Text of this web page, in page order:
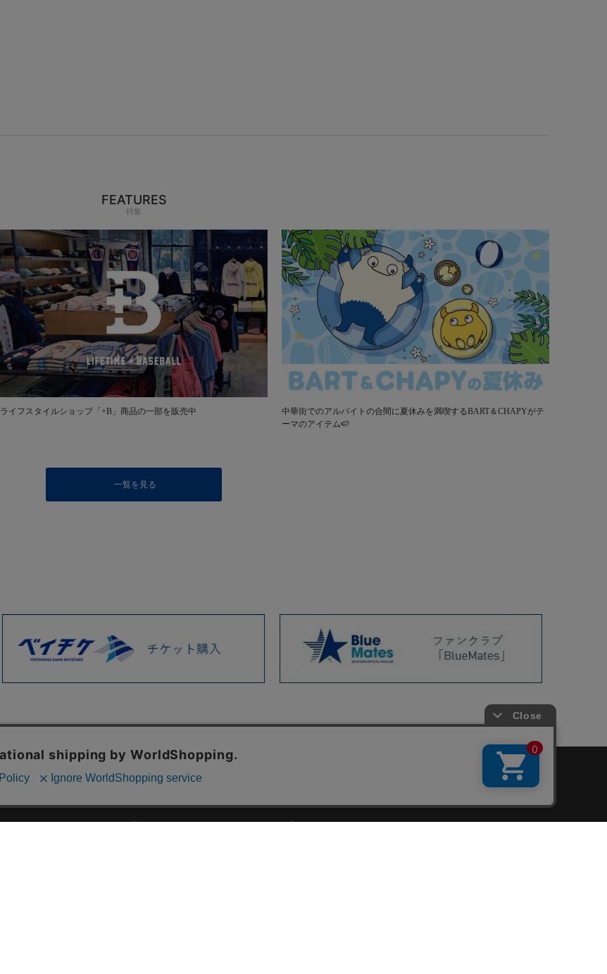
FEATURES
特集
ライフスタイルショップ「+B」商品の一部を販売中
中華街でのアルバイトの合間に夏休みを満喫するBART＆CHAPYがテ
ーマのアイテム🍉
一覧を見る